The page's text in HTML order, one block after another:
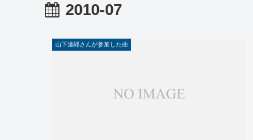
2010-07
山下達郎さんが参加した曲